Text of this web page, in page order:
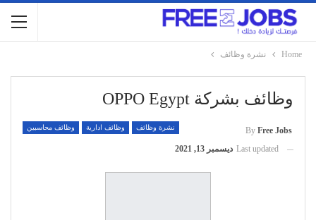
Home نشرة وظائف
وظائف بشركة OPPO Egypt
نشرة وظائف وظائف ادارية وظائف محاسبين By Free Jobs
Last updated ديسمبر 13, 2021